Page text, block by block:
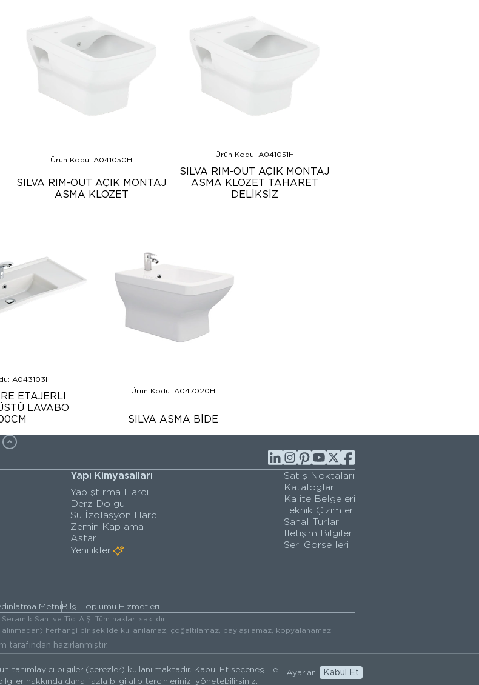
Ürün Kodu: A041050H
SILVA RIM-OUT AÇIK MONTAJ
ASMA KLOZET
Ürün Kodu: A041051H
SILVA RIM-OUT AÇIK MONTAJ
ASMA KLOZET TAHARET
DELİKSİZ
A043103H
ETAJERLI
LAVABO
Ürün Kodu: A047020H
SILVA ASMA BİDE
Yapı Kimyasalları
Yapıştırma Harcı
Derz Dolgu
Su İzolasyon Harcı
Zemin Kaplama
Astar
Yenilikler
Satış Noktaları
Kataloglar
Kalite Belgeleri
Teknik Çizimler
Sanal Turlar
İletişim Bilgileri
Seri Görselleri
MetniBilgi Toplumu Hizmetleri
San. ve Tic. A.Ş. Tüm hakları saklıdır.
herhangi bir şekilde kullanılamaz, çoğaltılamaz, paylaşılamaz, kopyalanamaz.
tarafından hazırlanmıştır.
bilgiler (çerezler) kullanılmaktadır. Kabul Et seçeneği ile
hakkında daha fazla bilgi alıp tercihlerinizi yönetebilirsiniz.
Ayarlar Kabul Et